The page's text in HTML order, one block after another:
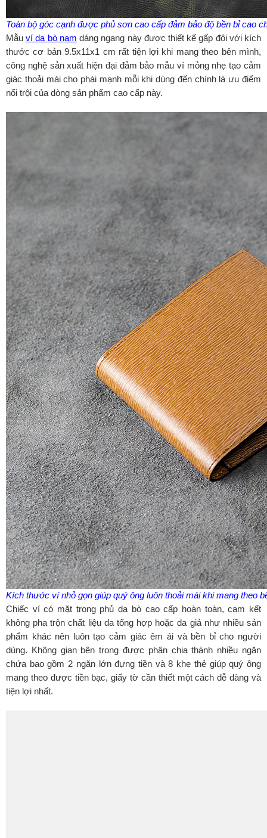
Toàn bộ góc cạnh được phủ sơn cao cấp đảm bảo độ bền bỉ cao
Mẫuví da bò nam dáng ngang này được thiết kế gấp đôi với kích
thước cơ bản 9.5x11x1 cm rất tiện lợi khi mang theo bên mình,
công nghệ sản xuất hiện đại đảm bảo mẫu ví mỏng nhẹ tạo cảm
giác thoải mái cho phái mạnh mỗi khi dùng đến chính là ưu điểm
nổi trội của dòng sản phẩm cao cấp này.
Kích thước ví nhỏ gọn giúp quý ông luôn thoải mái khi mang theo
Chiếc ví có mặt trong phủ da bò cao cấp hoàn toàn, cam kết
không pha trộn chất liệu da tổng hợp hoặc da giả như nhiều sản
phẩm khác nên luôn tạo cảm giác êm ái và bền bỉ cho người
dùng. Không gian bên trong được phân chia thành nhiều ngăn
chứa bao gồm 2 ngăn lớn đựng tiền và 8 khe thẻ giúp quý ông
mang theo được tiền bạc, giấy tờ cần thiết một cách dễ dàng và
tiện lợi nhất.